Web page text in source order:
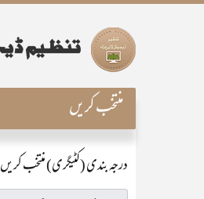
منتخب کریں
درجہ بندی (کٹیگری) منتخب کریں